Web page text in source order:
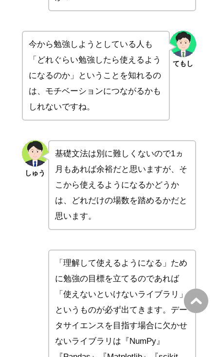
てもし
今から勉強しようとしている人も
「どれぐらい勉強したら使えるよう
になるのか」ということを知れるの
は、モチベーションにつながるかも
しれないですね。
しゅう
基礎文法は別に難しくないので1ヵ
月もあれば余裕だと思いますが、そ
こから使えるようになるかどうか
は、どれだけの場数を踏めるかだと
思います。
「理解して使えるようになる」ため
に勉強の目標を立てるのであれば
「使えないといけないライブラリ」
というものが必ず出てきます。デー
タサイエンスを目指す場合に欠かせ
ないライブラリは『NumPy』